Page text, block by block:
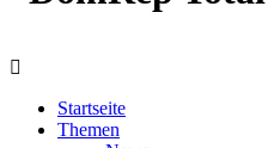
Startseite
Themen